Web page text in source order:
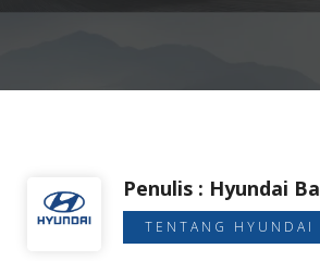
Penulis : Hyundai
TENTANG HYUNDAI